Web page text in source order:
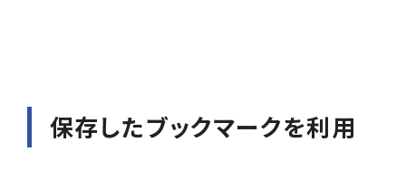
保存したブックマークを利用